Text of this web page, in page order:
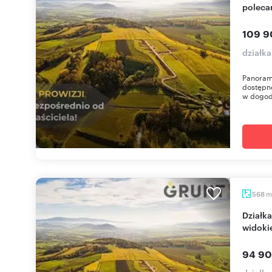
109
w
568 m
Działka budowlana 568 m² z panoramicznym
94